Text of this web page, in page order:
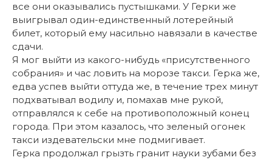
все они оказывались пустышками. У Герки же
выигрывал один-единственный лотерейный
билет, который ему насильно навязали в качестве
сдачи.
Я мог выйти из какого-нибудь «присутственного
собрания» и час ловить на морозе такси. Герка же,
едва успев выйти оттуда же, в течение трех минут
подхватывал водилу и, помахав мне рукой,
отправлялся к себе на противоположный конец
города. При этом казалось, что зеленый огонек
такси издевательски мне подмигивает.
Герка продолжал грызть гранит науки зубами без